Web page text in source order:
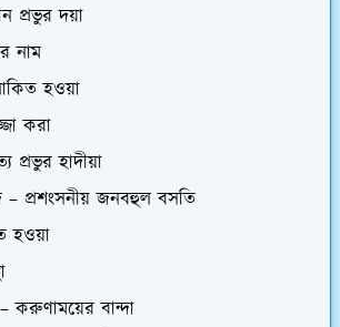
প্রভুর দয়া
নাম
হওয়া
করা
হাদীয়া
প্রশংসনীয় জনবহুল বসতি
হওয়া
করুণাময়ের বান্দা